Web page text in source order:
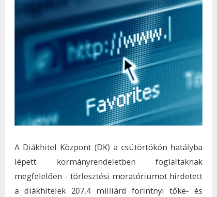
A Diákhitel Központ (DK) a csütörtökön hatályba
lépett kormányrendeletben foglaltaknak
megfelelően - törlesztési moratóriumot hirdetett
a diákhitelek 207,4 milliárd forintnyi tőke- és